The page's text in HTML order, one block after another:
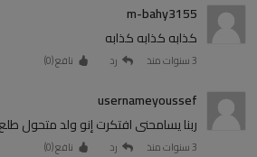
m-bahy3155
كذابه كذابه كذابه
3 سنوات منذ رد نافع (0
)
usernameyoussef
ربنا يسامحنى افتكرت إنو ولد متحول
3 سنوات منذ رد نافع (0
)